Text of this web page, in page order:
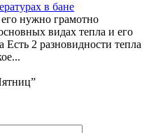
в бане
нужно грамотно
видах тепла и его
2 разновидности тепла